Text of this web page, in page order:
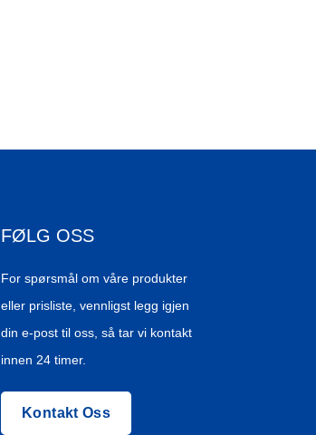
FØLG OSS
For spørsmål om våre produkter
eller prisliste, vennligst legg igjen
din e-post til oss, så tar vi kontakt
innen 24 timer.
Kontakt Oss